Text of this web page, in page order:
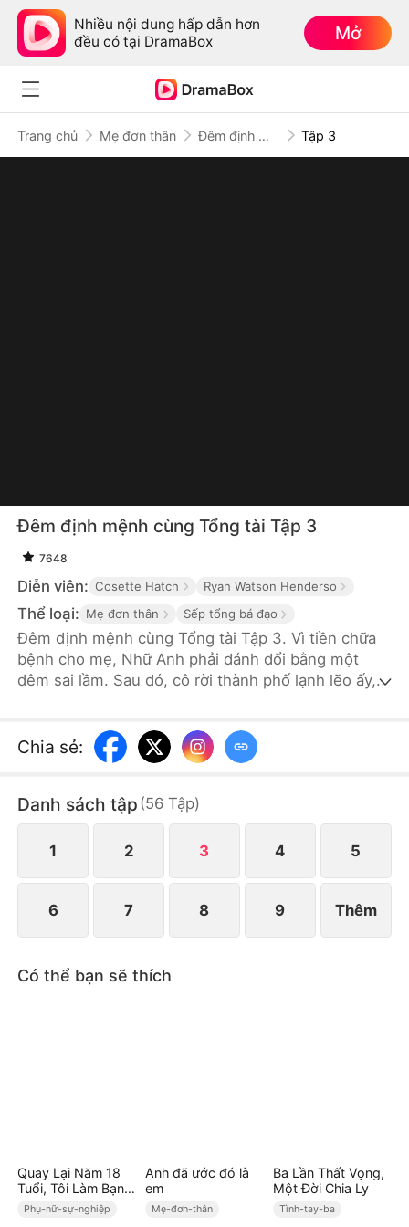
Nhiều nội dung hấp dẫn hơn
đều có tại DramaBox
Mở
Trang chủ Mẹ đơn thân Đêm định mệnh cùng Tổng tài Tập 3
Đêm định mệnh cùng Tổng tài Tập 3
7648
Diễn viên: Cosette Hatch Ryan Watson Henderso
Thể loại: Mẹ đơn thân Sếp tổng bá đạo
Đêm định mệnh cùng Tổng tài Tập 3. Vì tiền chữa
bệnh cho mẹ, Nhữ Anh phải đánh đổi bằng một
đêm sai lầm. Sau đó, cô rời thành phố lạnh lẽo ấy,
Định mệnh trớ trêu đưa cô gặp lại Trình Thiếu Quân
- CEO huyền thoại, và cũng là sếp mới của cô. Khi
cuộc tái ngộ, thì con trai cô đã vô tư gọi anh là “bố”.
Liệu tất cả chỉ là trùng hợp, hay đó chính là định
mệnh của cô?
Chia sẻ:
Danh sách tập (56 Tập)
1 2 3 4 5
6 7 8 9 Thêm
Có thể bạn sẽ thích
Quay Lại Năm 18
Tuổi, Tôi Làm Bạn
Với Các Con
Phụ-nữ-sự-nghiệp
Anh đã ước đó là
em
Mẹ-đơn-thân
Ba Lần Thất Vọng,
Một Đời Chia Ly
Tình-tay-ba